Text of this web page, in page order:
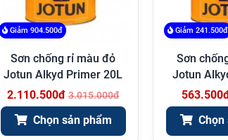
Giảm 904.500đ
Sơn chống rỉ màu đỏ
Jotun Alkyd Primer 20L
2.110.500đ 3.015.000đ
Chọn sản phẩm
Giảm 241.500đ
Sơn
Jotun
Chọn